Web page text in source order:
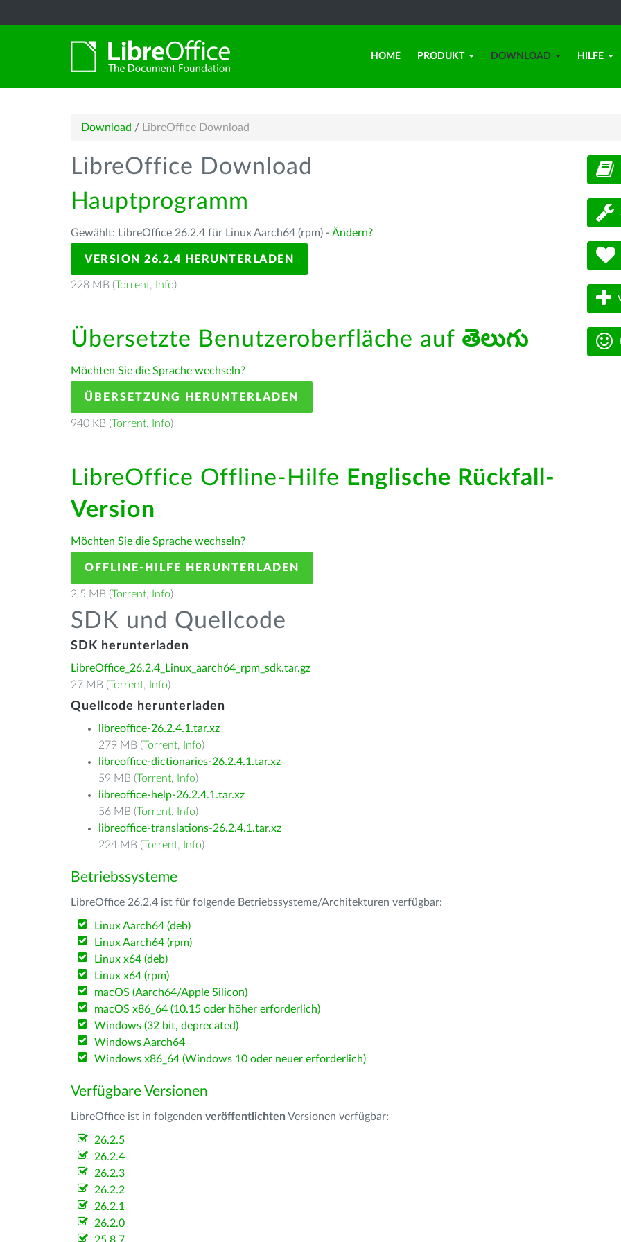
HOME PRODUKT DOWNLOAD HILFE
Download / LibreOffice Download
LibreOffice Download
Hauptprogramm
Gewählt: LibreOffice 26.2.4 für Linux Aarch64 (rpm) - Ändern?
VERSION 26.2.4 HERUNTERLADEN
228 MB (Torrent, Info)
Übersetzte Benutzeroberfläche auf తెలుగు
Möchten Sie die Sprache wechseln?
ÜBERSETZUNG HERUNTERLADEN
940 KB (Torrent, Info)
LibreOffice Offline-Hilfe Englische Rückfall-
Version
Möchten Sie die Sprache wechseln?
OFFLINE-HILFE HERUNTERLADEN
2.5 MB (Torrent, Info)
SDK und Quellcode
SDK herunterladen
LibreOffice_26.2.4_Linux_aarch64_rpm_sdk.tar.gz
27 MB (Torrent, Info)
Quellcode herunterladen
libreoffice-26.2.4.1.tar.xz
279 MB (Torrent, Info)
libreoffice-dictionaries-26.2.4.1.tar.xz
59 MB (Torrent, Info)
libreoffice-help-26.2.4.1.tar.xz
56 MB (Torrent, Info)
libreoffice-translations-26.2.4.1.tar.xz
224 MB (Torrent, Info)
Betriebssysteme
LibreOffice 26.2.4 ist für folgende Betriebssysteme/Architekturen verfügbar:
Linux Aarch64 (deb)
Linux Aarch64 (rpm)
Linux x64 (deb)
Linux x64 (rpm)
macOS (Aarch64/Apple Silicon)
macOS x86_64 (10.15 oder höher erforderlich)
Windows (32 bit, deprecated)
Windows Aarch64
Windows x86_64 (Windows 10 oder neuer erforderlich)
Verfügbare Versionen
LibreOffice ist in folgenden veröffentlichten Versionen verfügbar:
26.2.5
26.2.4
26.2.3
26.2.2
26.2.1
26.2.0